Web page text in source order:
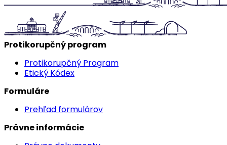
Protikorupčný program
Protikorupčný Program
Etický Kódex
Formuláre
Prehľad formulárov
Právne informácie